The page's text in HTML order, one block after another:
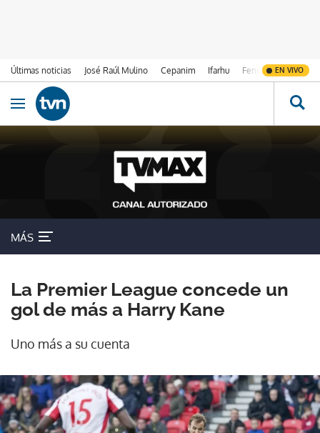
Últimas noticias José Raúl Mulino Cepanim Ifarhu Fenómeno de El
EN VIVO
Ir al contenido
Obrir navegació
MÁS
La Premier League concede un
gol de más a Harry Kane
Uno más a su cuenta